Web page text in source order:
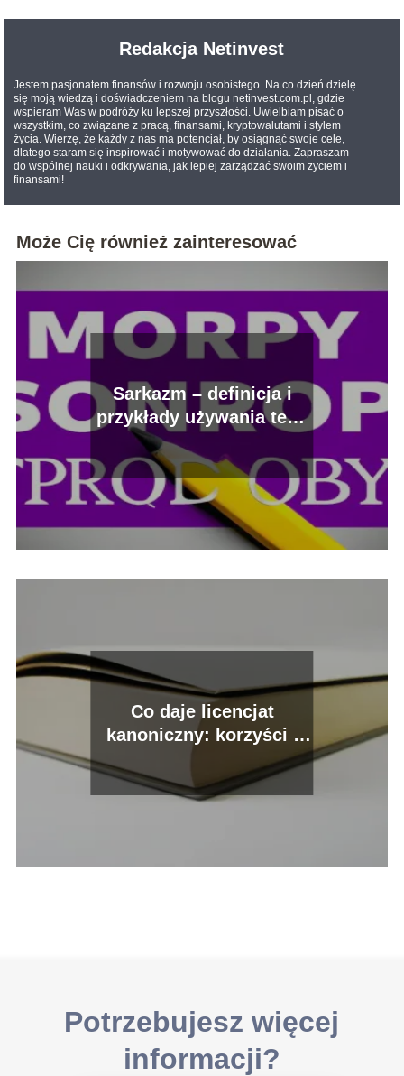
Redakcja Netinvest
Jestem pasjonatem finansów i rozwoju osobistego. Na co dzień dzielę
się moją wiedzą i doświadczeniem na blogu netinvest.com.pl, gdzie
wspieram Was w podróży ku lepszej przyszłości. Uwielbiam pisać o
wszystkim, co związane z pracą, finansami, kryptowalutami i stylem
życia. Wierzę, że każdy z nas ma potencjał, by osiągnąć swoje cele,
dlatego staram się inspirować i motywować do działania. Zapraszam
do wspólnej nauki i odkrywania, jak lepiej zarządzać swoim życiem i
finansami!
Może Cię również zainteresować
Sarkazm – definicja i
przykłady używania tego
stylu retorycznego
Co daje licencjat
kanoniczny: korzyści i
Potrzebujesz więcej
informacji?